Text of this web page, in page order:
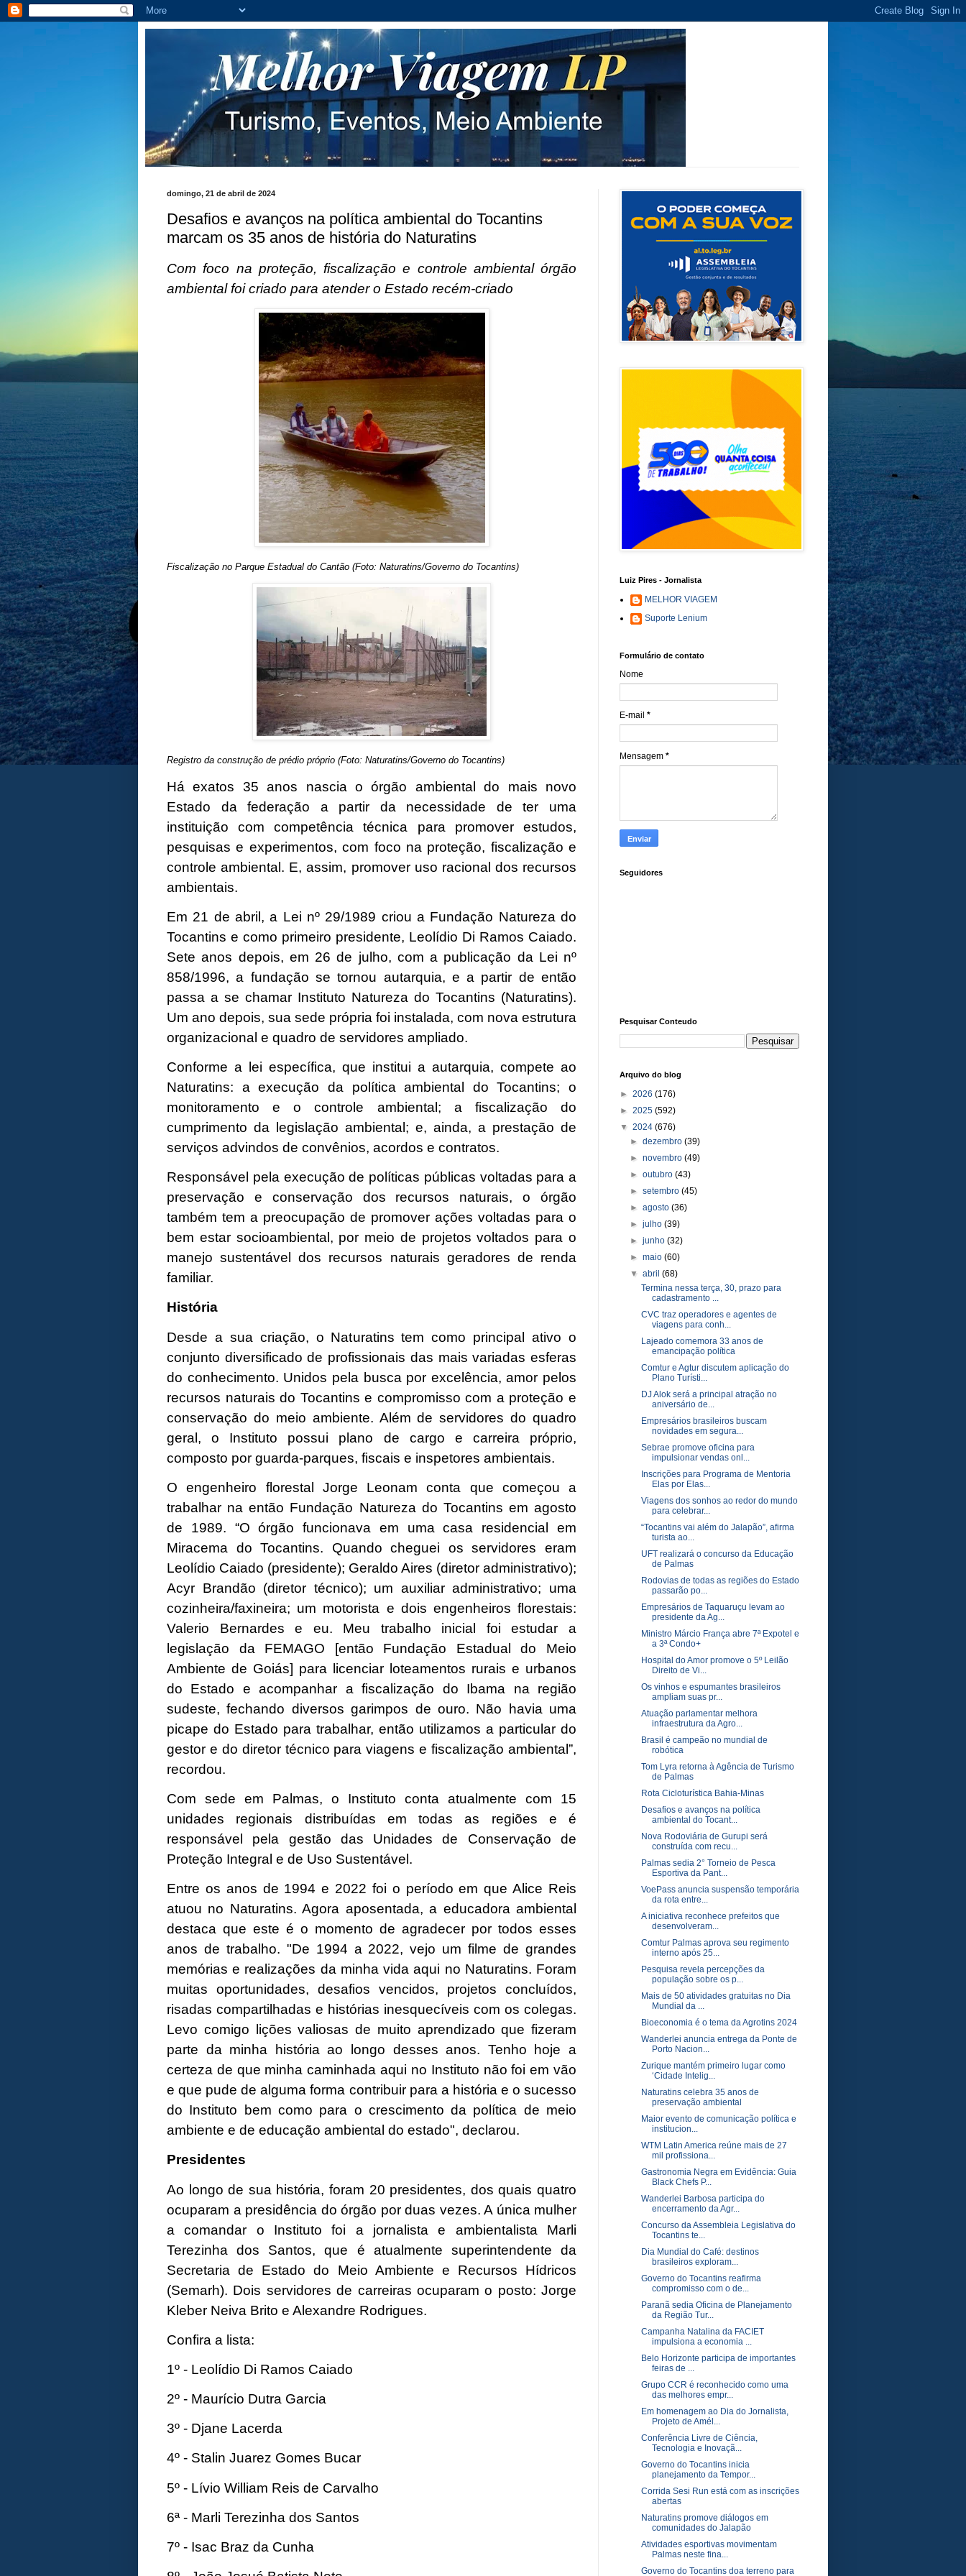
domingo, 21 de abril de 2024
Desafios e avanços na política ambiental do Tocantins
marcam os 35 anos de história do Naturatins
Com foco na proteção, fiscalização e controle ambiental órgão
ambiental foi criado para atender o Estado recém-criado
Fiscalização no Parque Estadual do Cantão (Foto: Naturatins/Governo do Tocantins)
Registro da construção de prédio próprio (Foto: Naturatins/Governo do Tocantins)
Há exatos 35 anos nascia o órgão ambiental do mais novo
Estado da federação a partir da necessidade de ter uma
instituição com competência técnica para promover estudos,
pesquisas e experimentos, com foco na proteção, fiscalização e
controle ambiental. E, assim, promover uso racional dos recursos
ambientais.
Em 21 de abril, a Lei nº 29/1989 criou a Fundação Natureza do
Tocantins e como primeiro presidente, Leolídio Di Ramos Caiado.
Sete anos depois, em 26 de julho, com a publicação da Lei nº
858/1996, a fundação se tornou autarquia, e a partir de então
passa a se chamar Instituto Natureza do Tocantins (Naturatins).
Um ano depois, sua sede própria foi instalada, com nova estrutura
organizacional e quadro de servidores ampliado.
Conforme a lei específica, que institui a autarquia, compete ao
Naturatins: a execução da política ambiental do Tocantins; o
monitoramento e o controle ambiental; a fiscalização do
cumprimento da legislação ambiental; e, ainda, a prestação de
serviços advindos de convênios, acordos e contratos.
Responsável pela execução de políticas públicas voltadas para a
preservação e conservação dos recursos naturais, o órgão
também tem a preocupação de promover ações voltadas para o
bem estar socioambiental, por meio de projetos voltados para o
manejo sustentável dos recursos naturais geradores de renda
familiar.
História
Desde a sua criação, o Naturatins tem como principal ativo o
conjunto diversificado de profissionais das mais variadas esferas
do conhecimento. Unidos pela busca por excelência, amor pelos
recursos naturais do Tocantins e compromisso com a proteção e
conservação do meio ambiente. Além de servidores do quadro
geral, o Instituto possui plano de cargo e carreira próprio,
composto por guarda-parques, fiscais e inspetores ambientais.
O engenheiro florestal Jorge Leonam conta que começou a
trabalhar na então Fundação Natureza do Tocantins em agosto
de 1989. “O órgão funcionava em uma casa residencial em
Miracema do Tocantins. Quando cheguei os servidores eram
Leolídio Caiado (presidente); Geraldo Aires (diretor administrativo);
Acyr Brandão (diretor técnico); um auxiliar administrativo; uma
cozinheira/faxineira; um motorista e dois engenheiros florestais:
Valerio Bernardes e eu. Meu trabalho inicial foi estudar a
legislação da FEMAGO [então Fundação Estadual do Meio
Ambiente de Goiás] para licenciar loteamentos rurais e urbanos
do Estado e acompanhar a fiscalização do Ibama na região
sudeste, fechando diversos garimpos de ouro. Não havia uma
picape do Estado para trabalhar, então utilizamos a particular do
gestor e do diretor técnico para viagens e fiscalização ambiental”,
recordou.
Com sede em Palmas, o Instituto conta atualmente com 15
unidades regionais distribuídas em todas as regiões e é
responsável pela gestão das Unidades de Conservação de
Proteção Integral e de Uso Sustentável.
Entre os anos de 1994 e 2022 foi o período em que Alice Reis
atuou no Naturatins. Agora aposentada, a educadora ambiental
destaca que este é o momento de agradecer por todos esses
anos de trabalho. "De 1994 a 2022, vejo um filme de grandes
memórias e realizações da minha vida aqui no Naturatins. Foram
muitas oportunidades, desafios vencidos, projetos concluídos,
risadas compartilhadas e histórias inesquecíveis com os colegas.
Levo comigo lições valiosas de muito aprendizado que fizeram
parte da minha história ao longo desses anos. Tenho hoje a
certeza de que minha caminhada aqui no Instituto não foi em vão
e que pude de alguma forma contribuir para a história e o sucesso
do Instituto bem como para o crescimento da política de meio
ambiente e de educação ambiental do estado", declarou.
Presidentes
Ao longo de sua história, foram 20 presidentes, dos quais quatro
ocuparam a presidência do órgão por duas vezes. A única mulher
a comandar o Instituto foi a jornalista e ambientalista Marli
Terezinha dos Santos, que é atualmente superintendente da
Secretaria de Estado do Meio Ambiente e Recursos Hídricos
(Semarh). Dois servidores de carreiras ocuparam o posto: Jorge
Kleber Neiva Brito e Alexandre Rodrigues.
Confira a lista:
1º - Leolídio Di Ramos Caiado
2º - Maurício Dutra Garcia
3º - Djane Lacerda
4º - Stalin Juarez Gomes Bucar
5º - Lívio William Reis de Carvalho
6ª - Marli Terezinha dos Santos
7º - Isac Braz da Cunha
Luiz Pires - Jornalista
MELHOR VIAGEM
Suporte Lenium
Formulário de contato
Nome
E-mail *
Mensagem *
Seguidores
Pesquisar Conteudo
Arquivo do blog
► 2026 (176)
► 2025 (592)
▼ 2024 (676)
►dezembro(39)
►novembro(49)
►outubro(43)
►setembro(45)
►agosto(36)
►julho(39)
►junho(32)
►maio(60)
▼abril(68)
Termina nessa terça, 30, prazo para
cadastramento ...
CVC traz operadores e agentes de
viagens para conh...
Lajeado comemora 33 anos de
emancipação política
Comtur e Agtur discutem aplicação do
Plano Turísti...
DJ Alok será a principal atração no
aniversário de...
Empresários brasileiros buscam
novidades em segura...
Sebrae promove oficina para
impulsionar vendas onl...
Inscrições para Programa de Mentoria
Elas por Elas...
Viagens dos sonhos ao redor do mundo
para celebrar...
“Tocantins vai além do Jalapão”, afirma
turista ao...
UFT realizará o concurso da Educação
de Palmas
Rodovias de todas as regiões do Estado
passarão po...
Empresários de Taquaruçu levam ao
presidente da Ag...
Ministro Márcio França abre 7ª Expotel e
a 3ª Condo+
Hospital do Amor promove o 5º Leilão
Direito de Vi...
Os vinhos e espumantes brasileiros
ampliam suas pr...
Atuação parlamentar melhora
infraestrutura da Agro...
Brasil é campeão no mundial de
robótica
Tom Lyra retorna à Agência de Turismo
de Palmas
Rota Cicloturística Bahia-Minas
Desafios e avanços na política
ambiental do Tocant...
Nova Rodoviária de Gurupi será
construída com recu...
Palmas sedia 2° Torneio de Pesca
Esportiva da Pant...
VoePass anuncia suspensão temporária
da rota entre...
A iniciativa reconhece prefeitos que
desenvolveram...
Comtur Palmas aprova seu regimento
interno após 25...
Pesquisa revela percepções da
população sobre os p...
Mais de 50 atividades gratuitas no Dia
Mundial da ...
Bioeconomia é o tema da Agrotins 2024
Wanderlei anuncia entrega da Ponte de
Porto Nacion...
Zurique mantém primeiro lugar como
‘Cidade Intelig...
Naturatins celebra 35 anos de
preservação ambiental
Maior evento de comunicação política e
institucion...
WTM Latin America reúne mais de 27
mil profissiona...
Gastronomia Negra em Evidência: Guia
Black Chefs P...
Wanderlei Barbosa participa do
encerramento da Agr...
Concurso da Assembleia Legislativa do
Tocantins te...
Dia Mundial do Café: destinos
brasileiros exploram...
Governo do Tocantins reafirma
compromisso com o de...
Paranã sedia Oficina de Planejamento
da Região Tur...
Campanha Natalina da FACIET
impulsiona a economia ...
Belo Horizonte participa de importantes
feiras de ...
Grupo CCR é reconhecido como uma
das melhores empr...
Em homenagem ao Dia do Jornalista,
Projeto de Amél...
Conferência Livre de Ciência,
Tecnologia e Inovaçã...
Governo do Tocantins inicia
planejamento da Tempor...
Corrida Sesi Run está com as inscrições
abertas
Naturatins promove diálogos em
comunidades do Jalapão
Atividades esportivas movimentam
Palmas neste fina...
Governo do Tocantins doa terreno para